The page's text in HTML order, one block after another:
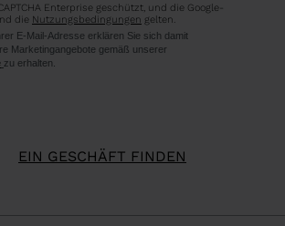
EIN GESCHÄFT FINDEN
Enterprise geschützt, und die Google-
die Nutzungsbedingungen gelten.
E-Mail-Adresse erklären Sie sich damit
Marketingangebote gemäß unserer
zu erhalten.